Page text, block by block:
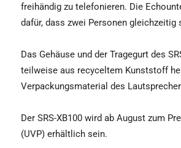
freihändig zu telefonieren. Die
dafür, dass zwei Personen gleichzeitig
Das Gehäuse und der Tragegurt des
teilweise aus recyceltem Kunststoff
Verpackungsmaterial des
Der SRS-XB100 wird ab August zum
(UVP) erhältlich sein.